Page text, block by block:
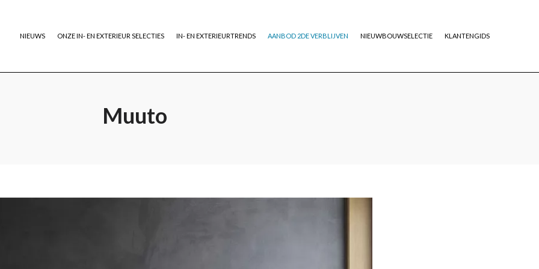
NIEUWS ONZE IN- EN EXTERIEUR SELECTIES IN- EN EXTERIEURTRENDS AANBOD 2DE VERBLIJVEN NIEUWBOUWSELECTIE KLANTENGIDS
Muuto